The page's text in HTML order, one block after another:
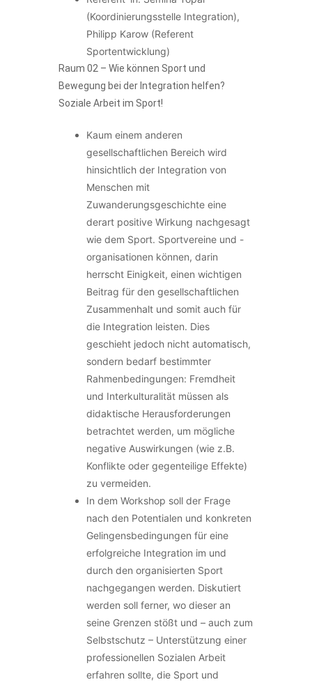
(Koordinierungsstelle Integration),
Philipp Karow (Referent
Sportentwicklung)
Raum 02 – Wie können Sport und
Bewegung bei der Integration helfen?
Soziale Arbeit im Sport!
Kaum einem anderen
gesellschaftlichen Bereich wird
hinsichtlich der Integration von
Menschen mit
Zuwanderungsgeschichte eine
derart positive Wirkung nachgesagt
wie dem Sport. Sportvereine und -
organisationen können, darin
herrscht Einigkeit, einen wichtigen
Beitrag für den gesellschaftlichen
Zusammenhalt und somit auch für
die Integration leisten. Dies
geschieht jedoch nicht automatisch,
sondern bedarf bestimmter
Rahmenbedingungen: Fremdheit
und Interkulturalität müssen als
didaktische Herausforderungen
betrachtet werden, um mögliche
negative Auswirkungen (wie z.B.
Konflikte oder gegenteilige Effekte)
zu vermeiden.
In dem Workshop soll der Frage
nach den Potentialen und konkreten
Gelingensbedingungen für eine
erfolgreiche Integration im und
durch den organisierten Sport
nachgegangen werden. Diskutiert
werden soll ferner, wo dieser an
seine Grenzen stößt und – auch zum
Selbstschutz – Unterstützung einer
professionellen Sozialen Arbeit
erfahren sollte, die Sport und